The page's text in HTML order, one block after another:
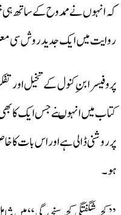
کہ انہوں نے ممدوح کے ساتھ ہی
روایت میں ایک جدید روش سی
پروفیسر ابنِ کنول کے تخیل اور
کتاب میں انہوںنے جس ایک کا
پر روشنی ڈالی ہے اور اس بات کا
ہو۔